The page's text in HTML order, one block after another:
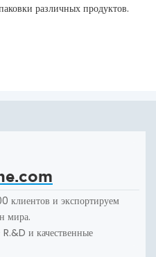
различных продуктов.
клиентов и экспортируем
мира.
и качественные